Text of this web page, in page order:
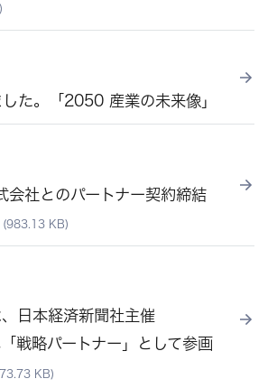
た。「2050 産業の未来像」
会社とのパートナー契約締結
(983.13 KB)
日本経済新聞社主催
戦略パートナー」として参画
KB)